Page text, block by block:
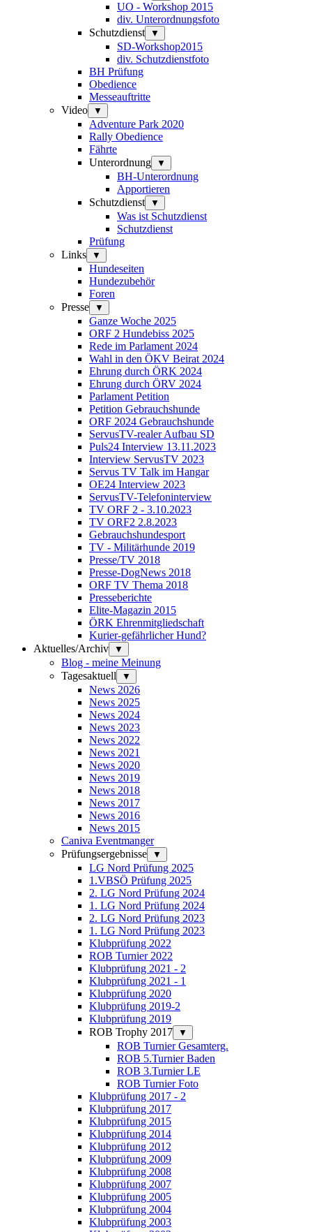
UO - Workshop 2015
div. Unterordnungsfoto
Schutzdienst
▼
SD-Workshop2015
div. Schutzdienstfoto
BH Prüfung
Obedience
Messeauftritte
Video
▼
Adventure Park 2020
Rally Obedience
Fährte
Unterordnung
▼
BH-Unterordnung
Apportieren
Schutzdienst
▼
Was ist Schutzdienst
Schutzdienst
Prüfung
Links
▼
Hundeseiten
Hundezubehör
Foren
Presse
▼
Ganze Woche 2025
ORF 2 Hundebiss 2025
Rede im Parlament 2024
Wahl in den ÖKV Beirat 2024
Ehrung durch ÖRK 2024
Ehrung durch ÖRV 2024
Parlament Petition
Petition Gebrauchshunde
ORF 2024 Gebrauchshunde
ServusTV-realer Aufbau SD
Puls24 Interview 13.11.2023
Interview ServusTV 2023
Servus TV Talk im Hangar
OE24 Interview 2023
ServusTV-Telefoninterview
TV ORF 2 - 3.10.2023
TV ORF2 2.8.2023
Gebrauchshundesport
TV - Militärhunde 2019
Presse/TV 2018
Presse-DogNews 2018
ORF TV Thema 2018
Presseberichte
Elite-Magazin 2015
ÖRK Ehrenmitgliedschaft
Kurier-gefährlicher Hund?
Aktuelles/Archiv
▼
Blog - meine Meinung
Tagesaktuell
▼
News 2026
News 2025
News 2024
News 2023
News 2022
News 2021
News 2020
News 2019
News 2018
News 2017
News 2016
News 2015
Caniva Eventmanger
Prüfungsergebnisse
▼
LG Nord Prüfung 2025
1.VBSÖ Prüfung 2025
2. LG Nord Prüfung 2024
1. LG Nord Prüfung 2024
2. LG Nord Prüfung 2023
1. LG Nord Prüfung 2023
Klubprüfung 2022
ROB Turnier 2022
Klubprüfung 2021 - 2
Klubprüfung 2021 - 1
Klubprüfung 2020
Klubprüfung 2019-2
Klubprüfung 2019
ROB Trophy 2017
▼
ROB Turnier Gesamterg.
ROB 5.Turnier Baden
ROB 3.Turnier LE
ROB Turnier Foto
Klubprüfung 2017 - 2
Klubprüfung 2017
Klubprüfung 2015
Klubprüfung 2014
Klubprüfung 2012
Klubprüfung 2009
Klubprüfung 2008
Klubprüfung 2007
Klubprüfung 2005
Klubprüfung 2004
Klubprüfung 2003